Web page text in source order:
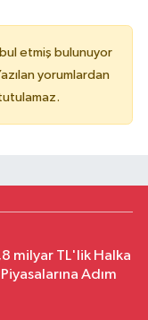
etmiş bulunuyor
yorumlardan
milyar TL'lik Halka
Adım